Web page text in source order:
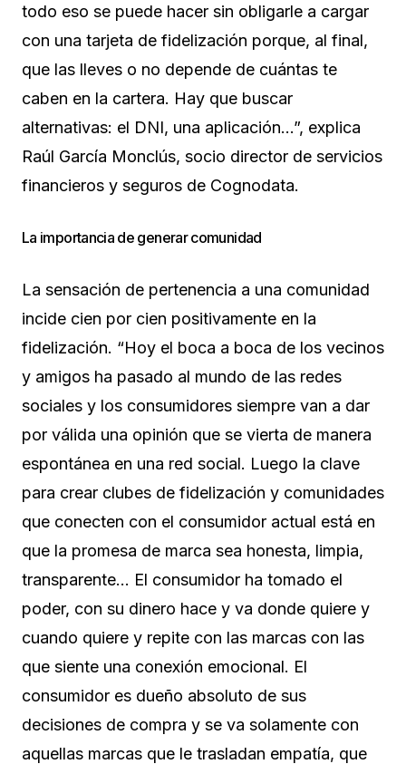
todo eso se puede hacer sin obligarle a cargar
con una tarjeta de fidelización porque, al final,
que las lleves o no depende de cuántas te
caben en la cartera. Hay que buscar
alternativas: el DNI, una aplicación…”, explica
Raúl García Monclús, socio director de servicios
financieros y seguros de Cognodata.
La importancia de generar comunidad
La sensación de pertenencia a una comunidad
incide cien por cien positivamente en la
fidelización. “Hoy el boca a boca de los vecinos
y amigos ha pasado al mundo de las redes
sociales y los consumidores siempre van a dar
por válida una opinión que se vierta de manera
espontánea en una red social. Luego la clave
para crear clubes de fidelización y comunidades
que conecten con el consumidor actual está en
que la promesa de marca sea honesta, limpia,
transparente… El consumidor ha tomado el
poder, con su dinero hace y va donde quiere y
cuando quiere y repite con las marcas con las
que siente una conexión emocional. El
consumidor es dueño absoluto de sus
decisiones de compra y se va solamente con
aquellas marcas que le trasladan empatía, que